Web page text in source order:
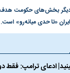
دیگر بخش‌های حکومت هدف
«تا حدی میانه‌رو» است.
ادعای ترامپ: فقط